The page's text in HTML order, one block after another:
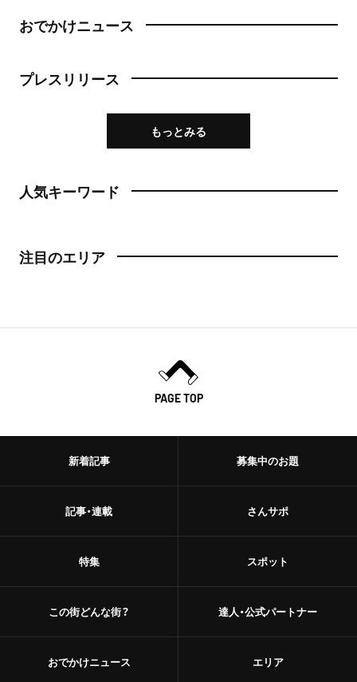
おでかけニュース
プレスリリース
もっとみる
人気キーワード
注目のエリア
PAGE TOP
新着記事
記事・連載
特集
この街どんな街？
おでかけニュース
募集中のお題
さんサポ
スポット
達人・公式パートナー
エリア